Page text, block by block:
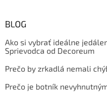
BLOG
Ako si vybrať ideálne
Sprievodca od Decoreum
Prečo by zrkadlá nemali
Prečo je botník